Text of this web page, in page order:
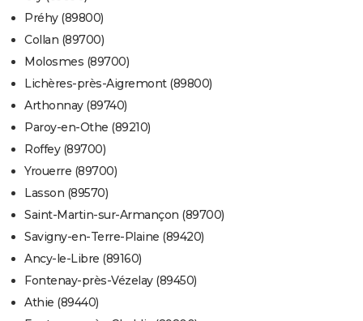
Préhy (89800)
Collan (89700)
Molosmes (89700)
Lichères-près-Aigremont (89800)
Arthonnay (89740)
Paroy-en-Othe (89210)
Roffey (89700)
Yrouerre (89700)
Lasson (89570)
Saint-Martin-sur-Armançon (89700)
Savigny-en-Terre-Plaine (89420)
Ancy-le-Libre (89160)
Fontenay-près-Vézelay (89450)
Athie (89440)